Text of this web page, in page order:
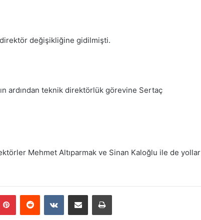
değişikliğine gidilmişti.
ardından teknik direktörlük görevine Sertaç
Mehmet Altıparmak ve Sinan Kaloğlu ile de yollar